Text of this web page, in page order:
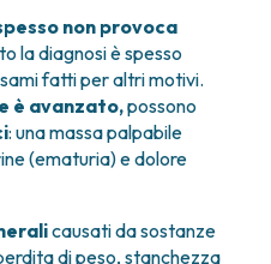
non provoca
la diagnosi è spesso
fatti per altri motivi.
è avanzato,possono
: una massa palpabile
(ematuria) e dolore
causati da sostanze
di peso, stanchezza